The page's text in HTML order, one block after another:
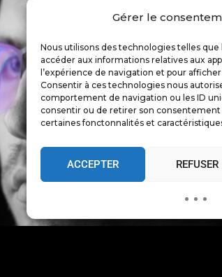
Gérer le
Nous utilisons des technologies telles
accéder aux informations relatives aux
l’expérience de navigation et pour
Consentir à ces technologies nous
comportement de navigation ou les ID
consentir ou de retirer son
certaines fonctonnalités et
ACCEPTER REFUSER